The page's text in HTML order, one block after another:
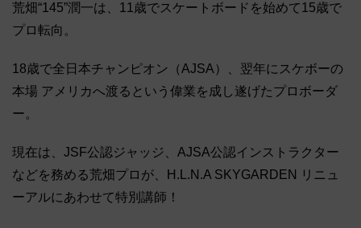
荒畑“145”潤一は、11歳でスケートボードを始めて15歳で
プロ転向。
18歳で全日本チャンピオン（AJSA）、翌年にスケボーの
本場 アメリカへ渡るという偉業を成し遂げたプロボーダ
ー。
現在は、JSF公認ジャッジ、AJSA公認インストラクター
などを務める荒畑プロが、H.L.N.A SKYGARDEN リニュ
ーアルにあわせて特別講師！